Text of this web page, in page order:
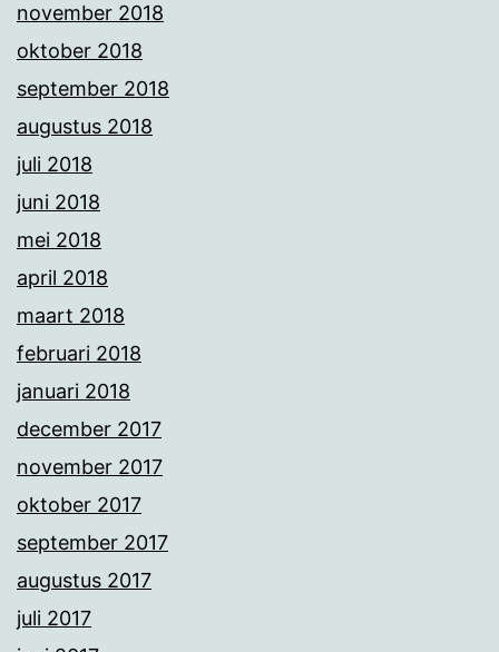
november 2018
oktober 2018
september 2018
augustus 2018
juli 2018
juni 2018
mei 2018
april 2018
maart 2018
februari 2018
januari 2018
december 2017
november 2017
oktober 2017
september 2017
augustus 2017
juli 2017